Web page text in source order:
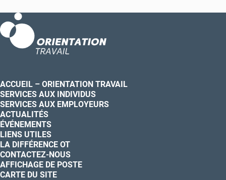
ACCUEIL – ORIENTATION TRAVAIL
SERVICES AUX INDIVIDUS
SERVICES AUX EMPLOYEURS
ACTUALITÉS
ÉVÉNEMENTS
LIENS UTILES
LA DIFFÉRENCE OT
CONTACTEZ-NOUS
AFFICHAGE DE POSTE
CARTE DU SITE